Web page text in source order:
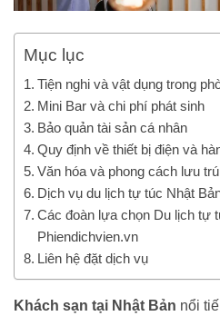
Mục lục
Tiện nghi và vật dụng trong
Mini Bar và chi phí phát sinh
Bảo quản tài sản cá nhân
Quy định về thiết bị điện và
Văn hóa và phong cách lưu trú
Dịch vụ du lịch tự túc Nhật
Các đoàn lựa chọn Du lịch tự
Phiendichvien.vn
Liên hệ đặt dịch vụ
Khách sạn tại Nhật Bản nổi